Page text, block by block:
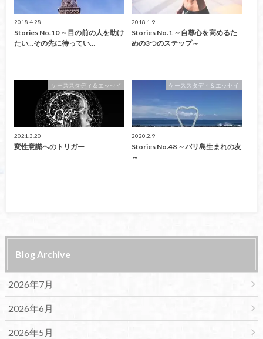
2018.4.28
Stories No.10 ～目の前の人を助け
たい...その先に待ってい…
2018.1.9
Stories No.1 ～自尊心を高めるた
めの3つのステップ～
ケーススタディ＆エッセイ
2021.3.20
変性意識へのトリガー
ケーススタディ＆エッセイ
2020.2.9
Stories No.48 ～バリ島生まれの友
～
Blog Archive
2026年7月
2026年6月
2026年5月